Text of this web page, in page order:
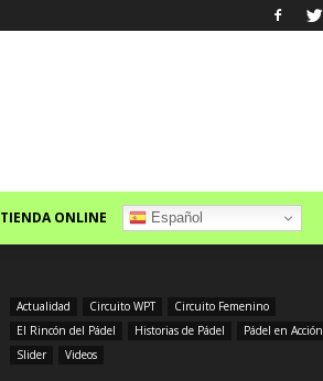
TIENDA ONLINE Español
Actualidad Circuito WPT
Circuito Femenino
El Rincón del Pádel
Historias de Pádel
Pádel en Acción
Slider
Videos